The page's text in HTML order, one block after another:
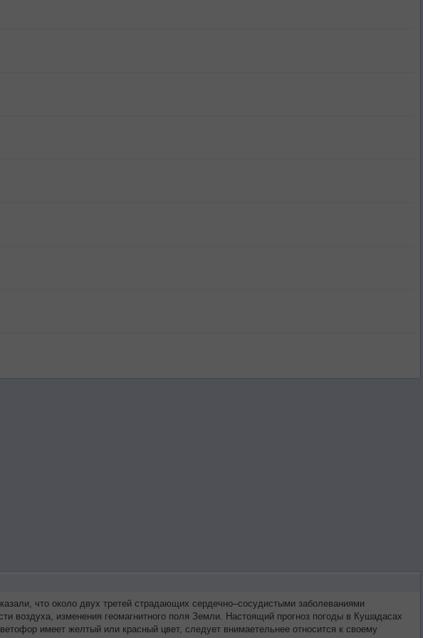
что около двух третей страдающих сердечно–сосудистыми заболеваниями
воздуха, изменения геомагнитного поля Земли. Настоящий прогноз погоды в Кушадасах
имеет желтый или красный цвет, следует внимаетельнее относится к своему